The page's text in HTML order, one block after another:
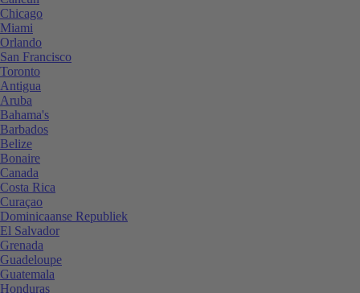
Chicago
Miami
Orlando
San Francisco
Toronto
Antigua
Aruba
Bahama's
Barbados
Belize
Bonaire
Canada
Costa Rica
Curaçao
Dominicaanse Republiek
El Salvador
Grenada
Guadeloupe
Guatemala
Honduras